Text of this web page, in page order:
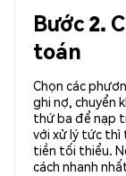
Bước 2.
toán
Chọn các
ghi nợ, chuyển
thứ ba để nạp
với xử lý tức thì
tiền tối thiểu.
cách nhanh